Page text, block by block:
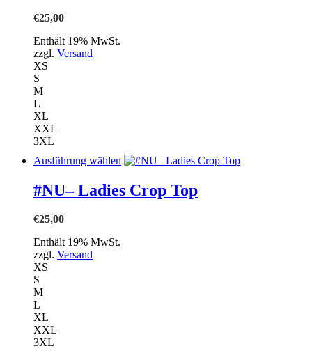
€25,00
Enthält 19% MwSt.
zzgl. Versand
XS
S
M
L
XL
XXL
3XL
Ausführung wählen Dieses
weist
mehrere
#NU– Ladies Crop Top
€25,00
Enthält 19% MwSt.
zzgl. Versand
XS
S
M
L
XL
XXL
3XL